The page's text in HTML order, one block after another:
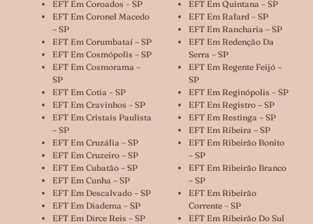
EFT Em Coroados – SP
EFT Em Coronel Macedo
– SP
EFT Em Corumbataí – SP
EFT Em Cosmópolis – SP
EFT Em Cosmorama –
SP
EFT Em Cotia – SP
EFT Em Cravinhos – SP
EFT Em Cristais Paulista
– SP
EFT Em Cruzália – SP
EFT Em Cruzeiro – SP
EFT Em Cubatão – SP
EFT Em Cunha – SP
EFT Em Descalvado – SP
EFT Em Diadema – SP
EFT Em Dirce Reis – SP
EFT Em Quintana – SP
EFT Em Rafard – SP
EFT Em Rancharia – SP
EFT Em Redenção Da
Serra – SP
EFT Em Regente Feijó –
SP
EFT Em Reginópolis – SP
EFT Em Registro – SP
EFT Em Restinga – SP
EFT Em Ribeira – SP
EFT Em Ribeirão Bonito
– SP
EFT Em Ribeirão Branco
– SP
EFT Em Ribeirão
Corrente – SP
EFT Em Ribeirão Do Sul